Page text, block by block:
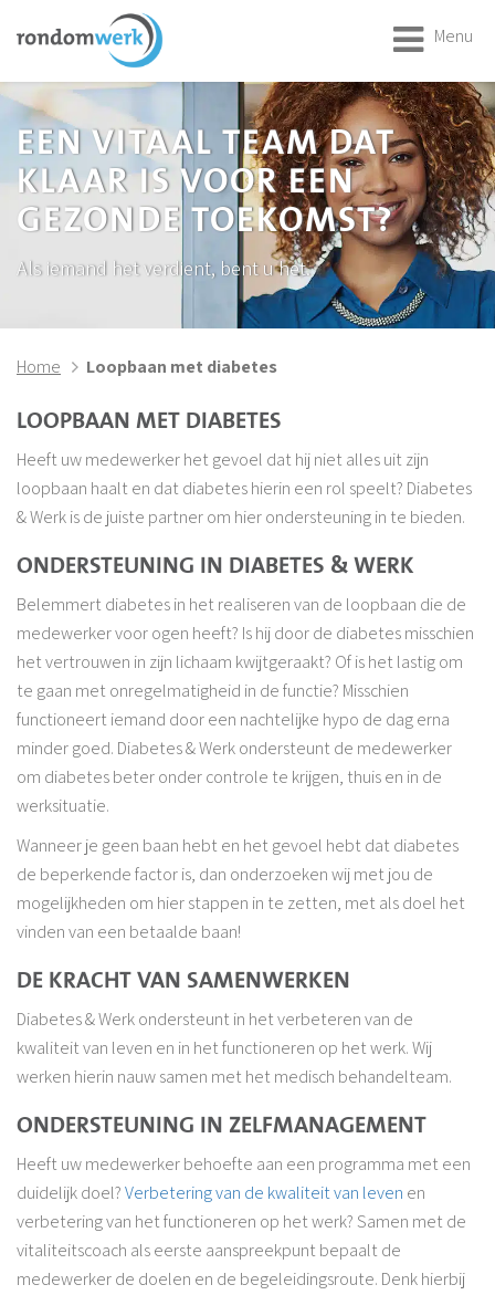
Menu
EEN VITAAL TEAM DAT
KLAAR IS VOOR EEN
GEZONDE TOEKOMST?
Als iemand het verdient, bent u het.
Home Loopbaan met diabetes
LOOPBAAN MET DIABETES
Heeft uw medewerker het gevoel dat hij niet alles uit zijn
loopbaan haalt en dat diabetes hierin een rol speelt? Diabetes
& Werk is de juiste partner om hier ondersteuning in te bieden.
ONDERSTEUNING IN DIABETES & WERK
Belemmert diabetes in het realiseren van de loopbaan die de
medewerker voor ogen heeft? Is hij door de diabetes misschien
het vertrouwen in zijn lichaam kwijtgeraakt? Of is het lastig om
te gaan met onregelmatigheid in de functie? Misschien
functioneert iemand door een nachtelijke hypo de dag erna
minder goed. Diabetes & Werk ondersteunt de medewerker
om diabetes beter onder controle te krijgen, thuis en in de
werksituatie.
Wanneer je geen baan hebt en het gevoel hebt dat diabetes
de beperkende factor is, dan onderzoeken wij met jou de
mogelijkheden om hier stappen in te zetten, met als doel het
vinden van een betaalde baan!
DE KRACHT VAN SAMENWERKEN
Diabetes & Werk ondersteunt in het verbeteren van de
kwaliteit van leven en in het functioneren op het werk. Wij
werken hierin nauw samen met het medisch behandelteam.
ONDERSTEUNING IN ZELFMANAGEMENT
Heeft uw medewerker behoefte aan een programma met een
duidelijk doel?Verbetering van de kwaliteit van leven en
verbetering van het functioneren op het werk? Samen met de
vitaliteitscoach als eerste aanspreekpunt bepaalt de
medewerker de doelen en de begeleidingsroute. Denk hierbij